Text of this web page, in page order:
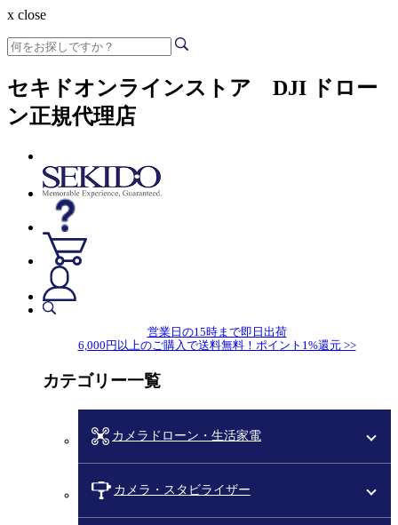
x close
セキドオンラインストア DJI ドロー
ン正規代理店
営業日の15時まで即日出荷
6,000円以上のご購入で送料無料！ポイント1%還元 >>
カテゴリー一覧
カメラドローン・生活家電
カメラ・スタビライザー